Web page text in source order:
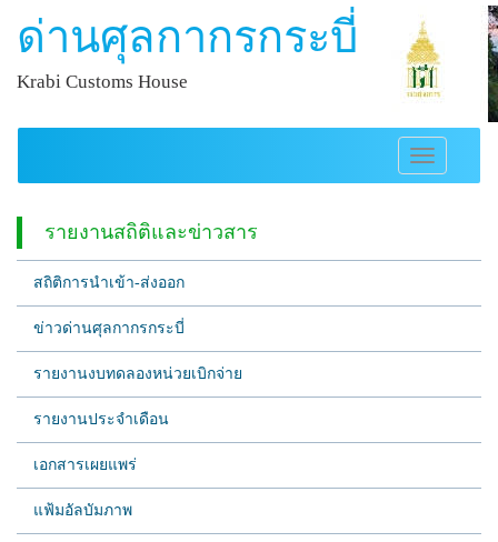
ด่านศุลกากรกระบี่
Krabi Customs House
Toggle
navigation
รายงานสถิติและข่าวสาร
สถิติการนำเข้า-ส่งออก
ข่าวด่านศุลกากรกระบี่
รายงานงบทดลองหน่วยเบิกจ่าย
รายงานประจำเดือน
เอกสารเผยแพร่
แฟ้มอัลบัมภาพ